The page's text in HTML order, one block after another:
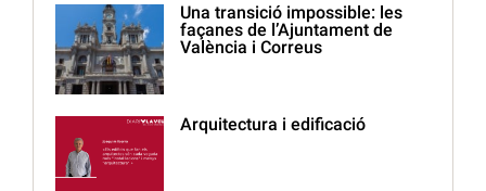
Una transició impossible: les
façanes de l’Ajuntament de
València i Correus
Arquitectura i edificació